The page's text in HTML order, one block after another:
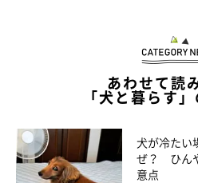
あわせて読
「犬と暮らす
犬が冷たい
ぜ？ ひん
意点